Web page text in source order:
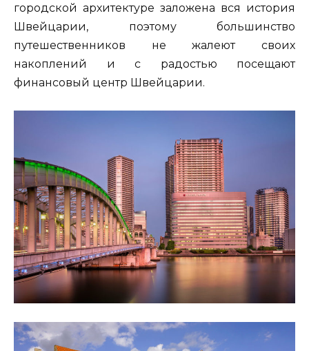
городской архитектуре заложена вся история
Швейцарии, поэтому большинство
путешественников не жалеют своих
накоплений и с радостью посещают
финансовый центр Швейцарии.